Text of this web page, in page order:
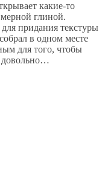
какие-то
глиной.
придания текстуры
в одном месте
для того, чтобы
довольно…